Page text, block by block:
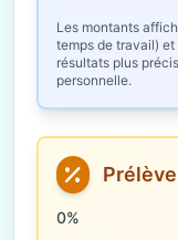
Les montants
temps de travail)
résultats plus
personnelle.
Taux de
0%